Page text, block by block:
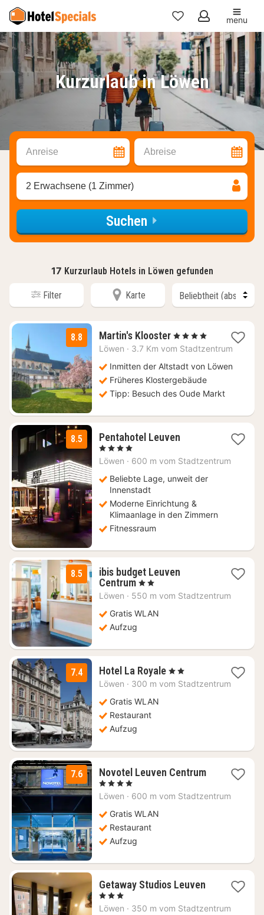
Meine
Favoriten
menu
Kurzurlaub in Löwen
Anreise Abreise
2 Erwachsene (1 Zimmer)
Suchen
17 Kurzurlaub Hotels in Löwen gefunden
Filter Karte
8.8 Martin's Klooster1
Nacht
119
€
, 4 Sterne
Löwen · 3.7 Km vom Stadtzentrum
Inmitten der Altstadt von Löwen
Früheres Klostergebäude
Tipp: Besuch des Oude Markt
8.5 Pentahotel Leuven1
ab
€
, 4 Sterne
Löwen · 600 m vom Stadtzentrum
Beliebte Lage, unweit der
Innenstadt
Moderne Einrichtung &
Klimaanlage in den Zimmern
Fitnessraum
8.5
ibis budget Leuven
Centrum1
Nacht
58,32
, 2 Sterne
Löwen · 550 m vom Stadtzentrum
Gratis WLAN
Aufzug
7.4 Hotel La Royale1
Nacht
, 2 Sterne
Löwen · 300 m vom Stadtzentrum
Gratis WLAN
Restaurant
Aufzug
7.6 Novotel Leuven Centrum1
ab
, 4 Sterne
Löwen · 600 m vom Stadtzentrum
Gratis WLAN
Restaurant
Aufzug
Getaway Studios Leuven1
ab
, 3 Sterne
Löwen · 350 m vom Stadtzentrum